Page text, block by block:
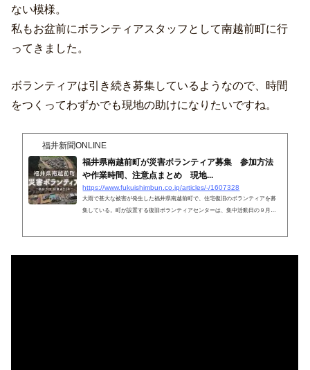
ない模様。
私もお盆前にボランティアスタッフとして南越前町に行
ってきました。
ボランティアは引き続き募集しているようなので、時間
をつくってわずかでも現地の助けになりたいですね。
福井新聞ONLINE
福井県南越前町が災害ボランティア募集 参加方法
や作業時間、注意点まとめ 現地...
https://www.fukuishimbun.co.jp/articles/-/1607328
大雨で甚大な被害が発生した福井県南越前町で、住宅復旧のボランティアを募
集している。町が設置する復旧ボランティアセンターは、集中活動日の９月